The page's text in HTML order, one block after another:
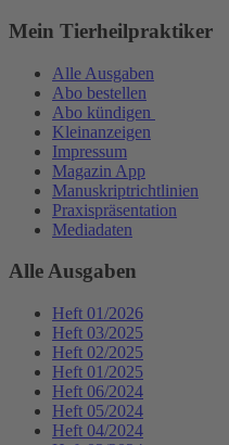
Mein Tierheilpraktiker
Alle Ausgaben
Abo bestellen
Abo kündigen
Kleinanzeigen
Impressum
Magazin App
Manuskriptrichtlinien
Praxispräsentation
Mediadaten
Alle Ausgaben
Heft 01/2026
Heft 03/2025
Heft 02/2025
Heft 01/2025
Heft 06/2024
Heft 05/2024
Heft 04/2024